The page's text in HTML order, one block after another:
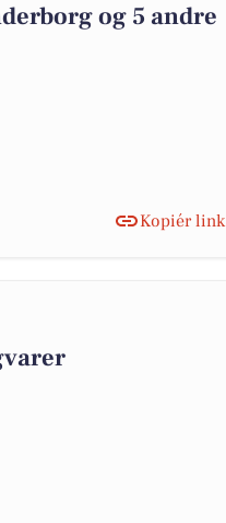
og 5 andre
Kopiér link